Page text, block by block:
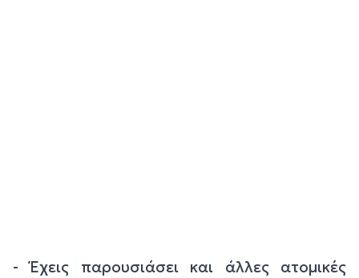
- Έχεις παρουσιάσει και άλλες ατομικές